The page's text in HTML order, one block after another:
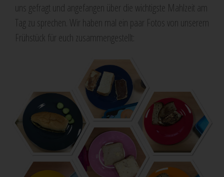
uns gefragt und angefangen über die wichtigste Mahlzeit am
Tag zu sprechen. Wir haben mal ein paar Fotos von unserem
Frühstück für euch zusammengestellt: